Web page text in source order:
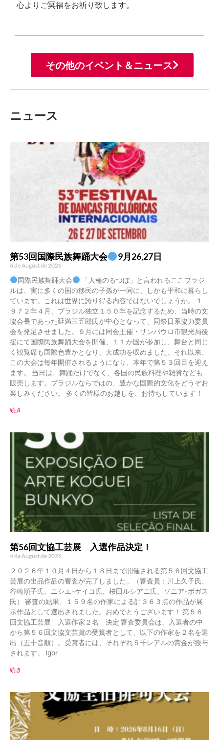
心よりご冥福をお祈り致します。
その他のイベント＆ニュース
ニュース
第53回国際民族舞踊大会 9月26,27日
4 de August de 2026
国際民族舞踊大会
「人種のるつぼ」と言われるここブラジ
ルは、実に多くの国の移民の子孫が一同に、しかも平和に暮らし
ています。これは世界に誇り得る内容ではないでしょうか。 １
９７２年４月、ブラジル独立１５０年を記念するため、当時の文
協会長であった延満三五郎氏が中心となって、同祭日系協力委員
会を発足させました。９月には同会主催・サンパウロ市観光局後
援にて国際民族舞踊大会を開催、１１か国が参加し、舞台と同じ
く観覧席も国際色豊かとなり、大成功を収めました。それ以来、
この大会は毎年開催されるようになり、本年で第５３回目を迎え
ます。 当日は、舞踊だけでなく、各国の民族料理や雑貨なども
販売します。ブラジルならではの、豊かな国際的文化をどうぞお
楽しみください。 多くの皆様のお越しを、お待ちしています！
続き
第56回文協工芸展 入選作品決定！
4 de August de 2026
２０２６年１０月４日から１８日まで開催される第５６回文協工
芸展の出品作品の審査が完了しました。（審査員：川上久子氏、
谷崎順子氏、ニシエ･ケイコ氏、桜田ルシアニ氏、ソニア･ボガス
氏） 審査の結果、１５９名の作家による計３６３点の作品が展
示作品として選出されました。おめでとうございます！ 第５６
回文協工芸展 入選作家２名 決定 審査委員会は、入選者の中
から第５６回文協文芸賞の受賞者として、以下の作家を２名を選
出（五十音順）。受賞者には、それぞれ５千レアルの賞金が授与
されます。 Igor
続き